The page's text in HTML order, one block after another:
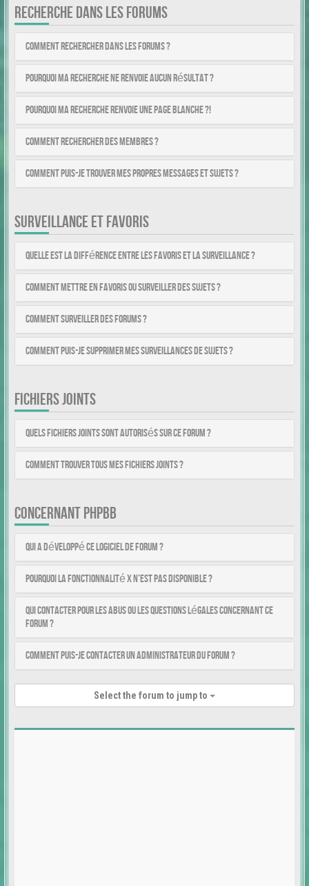
RECHERCHE DANS LES FORUMS
Comment rechercher dans les forums ?
Pourquoi ma recherche ne renvoie aucun résultat ?
Pourquoi ma recherche renvoie une page blanche ?!
Comment rechercher des membres ?
Comment puis-je trouver mes propres messages et sujets ?
SURVEILLANCE ET FAVORIS
Quelle est la différence entre les favoris et la surveillance ?
Comment mettre en favoris ou surveiller des sujets ?
Comment surveiller des forums ?
Comment puis-je supprimer mes surveillances de sujets ?
FICHIERS JOINTS
Quels fichiers joints sont autorisés sur ce forum ?
Comment trouver tous mes fichiers joints ?
CONCERNANT PHPBB
Qui a développé ce logiciel de forum ?
Pourquoi la fonctionnalité X n’est pas disponible ?
Qui contacter pour les abus ou les questions légales concernant ce
forum ?
Comment puis-je contacter un administrateur du forum ?
Select the forum to jump to